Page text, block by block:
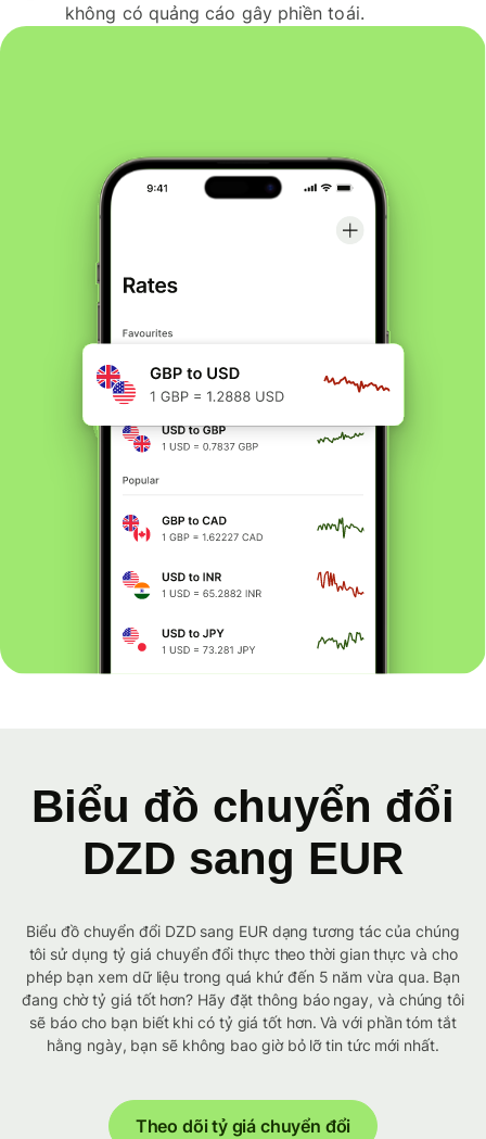
không có quảng cáo gây phiền toái.
Biểu đồ chuyển đổi
DZD sang EUR
Biểu đồ chuyển đổi DZD sang EUR dạng tương tác của chúng
tôi sử dụng tỷ giá chuyển đổi thực theo thời gian thực và cho
phép bạn xem dữ liệu trong quá khứ đến 5 năm vừa qua. Bạn
đang chờ tỷ giá tốt hơn? Hãy đặt thông báo ngay, và chúng tôi
sẽ báo cho bạn biết khi có tỷ giá tốt hơn. Và với phần tóm tắt
hằng ngày, bạn sẽ không bao giờ bỏ lỡ tin tức mới nhất.
Theo dõi tỷ giá chuyển đổi